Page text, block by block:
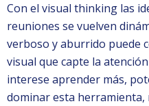
Con el visual thinking las
reuniones se vuelven
verboso y aburrido puede
visual que capte la
interese aprender más,
dominar esta herramienta,